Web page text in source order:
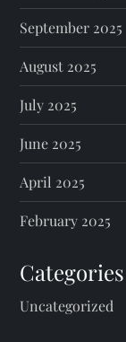
September 2025
August 2025
July 2025
June 2025
April 2025
February 2025
Categories
Uncategorized